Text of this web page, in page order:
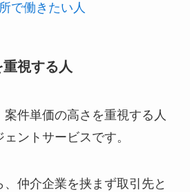
で働きたい人
視する人
件単価の高さを重視する人
ントサービスです。
仲介企業を挟まず取引先と